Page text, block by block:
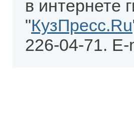
в интернете
"КузПресс.Ru
226-04-71. E-